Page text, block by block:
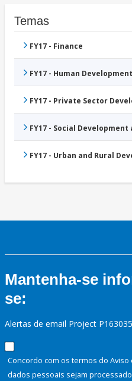
Temas
FY17 - Finance
FY17 - Human
FY17 - Private Sector
FY17 - Social
FY17 - Urban and Rural
Mantenha-se
se:
Alertas de email Project P163035
Concordo com os termos do
dados pessoais sejam